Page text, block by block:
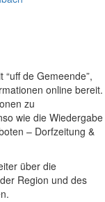
de Gemeende”,
online bereit.
zu
wie die Wiedergabe
– Dorfzeitung &
über die
Region und des